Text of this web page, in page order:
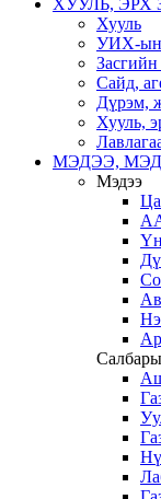
ХУУЛЬ, ЭРХ
Хууль
УИХ-ын
Засгийн
Сайд,
Дүрэм,
Хууль,
МЭДЭЭ,
Мэдээ